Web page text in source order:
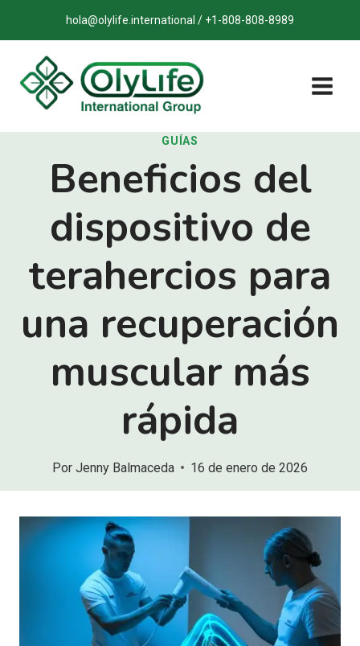
al
contenido
hola@olylife.international / +1-808-808-8989
GUÍAS
Beneficios del
dispositivo de
terahercios para
una recuperación
muscular más
rápida
Por Jenny Balmaceda 16 de enero de 2026